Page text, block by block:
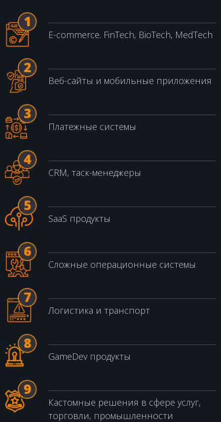
E-commerce. FinTech, BioTech, MedTech
Веб-сайты и мобильные приложения
Платежные системы
CRM, таск-менеджеры
SaaS продукты
Сложные операционные системы
Логистика и транспорт
GameDev продукты
Кастомные решения в сфере услуг,
торговли, промышленности